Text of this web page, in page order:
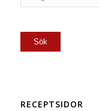
RECEPTSIDOR